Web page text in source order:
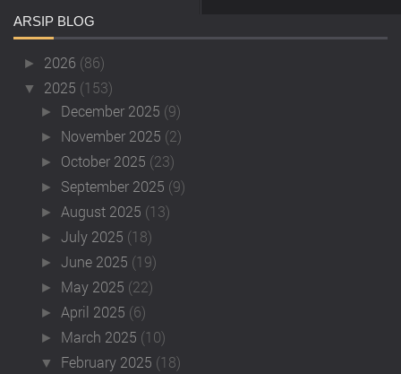
ARSIP BLOG
► 2026 (86)
▼ 2025 (153)
► December 2025 (9)
► November 2025 (2)
► October 2025 (23)
► September 2025 (9)
► August 2025 (13)
►July 2025 (18)
►June 2025 (19)
► May 2025 (22)
► April 2025 (6)
► March 2025 (10)
▼ February 2025 (18)